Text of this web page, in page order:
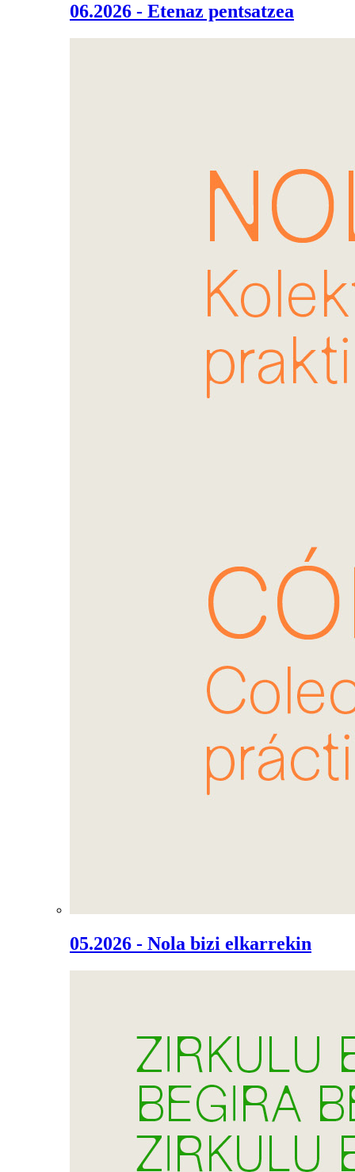
06.2026 - Etenaz pentsatzea
05.2026 - Nola bizi elkarrekin